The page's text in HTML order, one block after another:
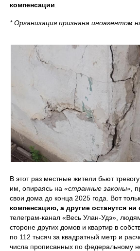
компенсации
* Организация признана иноагентом
В этот раз местные жители бьют
им, опираясь на «странные законы» ,
свои дома до конца 2025 года. Вот
компенсацию, а другие останутся ни
телеграм-канал «Весь Улан-Удэ»,
стороне других домов и квартир в
по 112 тысяч за квадратный метр и
числа прописанных по федеральному